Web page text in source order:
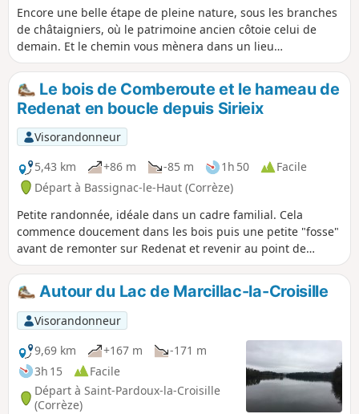
Encore une belle étape de pleine nature, sous les branches
de châtaigniers, où le patrimoine ancien côtoie celui de
demain. Et le chemin vous mènera dans un lieu
improbable, le jardin de Bardot.
Le bois de Comberoute et le hameau de
Redenat en boucle depuis Sirieix
Visorandonneur
5,43 km
+86 m -85 m 1h 50
Facile
Départ à Bassignac-le-Haut (Corrèze)
Petite randonnée, idéale dans un cadre familial. Cela
commence doucement dans les bois puis une petite "fosse"
avant de remonter sur Redenat et revenir au point de
départ. Aucun trafic garanti. Les chemins boisés sont
entretenus et la portion de route reste sûre.
Autour du Lac de Marcillac-la-Croisille
Visorandonneur
9,69 km
+167 m
-171 m
3h 15
Facile
Départ à Saint-Pardoux-la-Croisille
(Corrèze)